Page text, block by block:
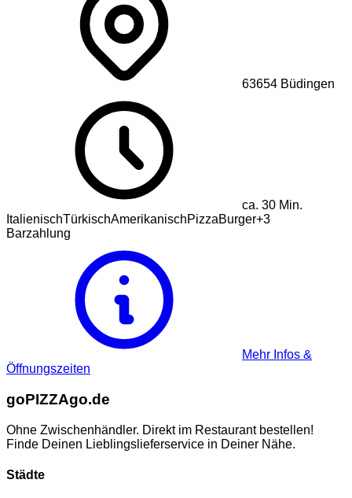
63654 Büdingen
ca. 30 Min.
ItalienischTürkischAmerikanischPizzaBurger+3
Barzahlung
Mehr Infos &
Öffnungszeiten
goPIZZAgo.de
Ohne Zwischenhändler. Direkt im Restaurant bestellen!
Finde Deinen Lieblingslieferservice in Deiner Nähe.
Städte